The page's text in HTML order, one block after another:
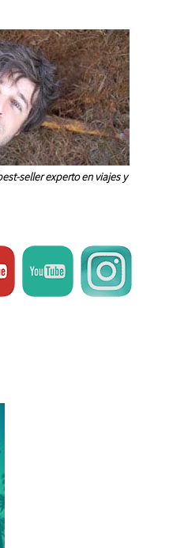
seller experto en viajes y